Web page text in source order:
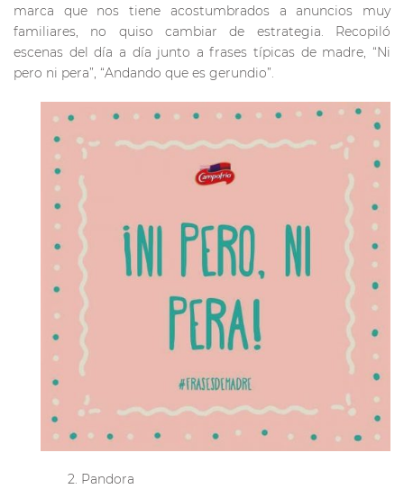
marca que nos tiene acostumbrados a anuncios muy
familiares, no quiso cambiar de estrategia. Recopiló
escenas del día a día junto a frases típicas de madre, “Ni
pero ni pera”, “Andando que es gerundio”.
2. Pandora